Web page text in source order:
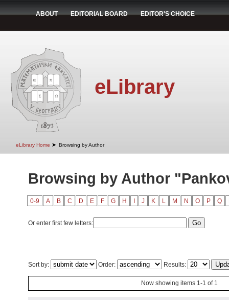
ABOUT EDITORIAL BOARD EDITOR'S CHOICE
eLibrary
eLibrary Home ➤ Browsing by Author
Browsing by Author
0-9 A B C D E F G H J K L M N O P Q
Or enter first few letters:
Sort by: Order: Results:
Now showing items 1-1 of 1